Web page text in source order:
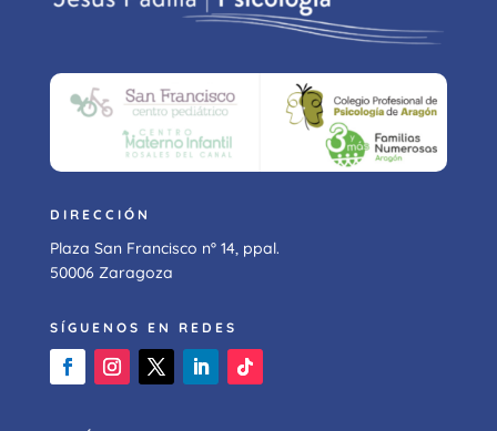
DIRECCIÓN
Plaza San Francisco nº 14, ppal.
50006 Zaragoza
SÍGUENOS EN REDES